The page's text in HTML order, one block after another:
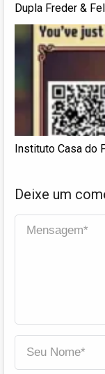
Dupla Freder &
Instituto Casa do
Deixe um